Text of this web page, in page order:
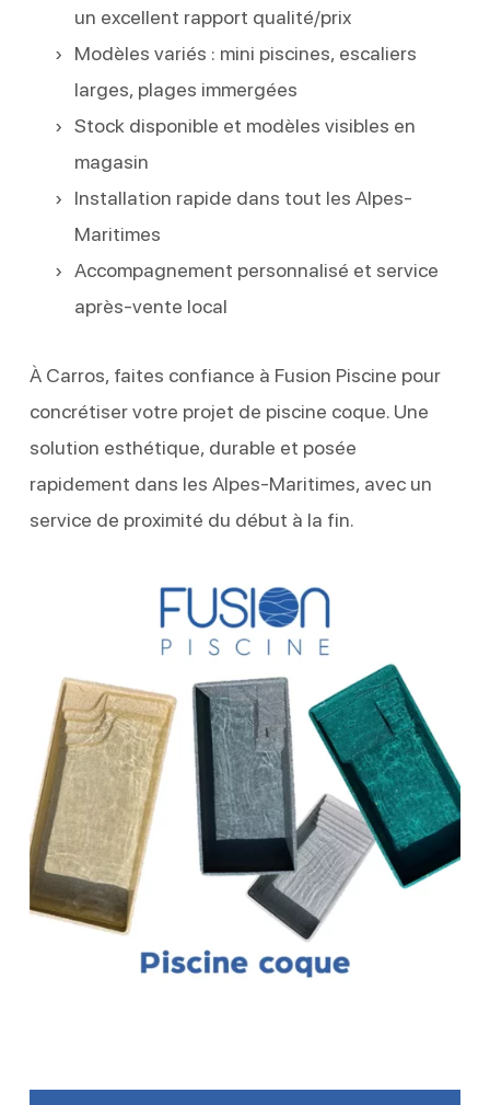
un excellent rapport qualité/prix
Modèles variés : mini piscines, escaliers
larges, plages immergées
Stock disponible et modèles visibles en
magasin
Installation rapide dans tout les Alpes-
Maritimes
Accompagnement personnalisé et service
après-vente local
À Carros, faites confiance à Fusion Piscine pour
concrétiser votre projet de piscine coque. Une
solution esthétique, durable et posée
rapidement dans les Alpes-Maritimes, avec un
service de proximité du début à la fin.